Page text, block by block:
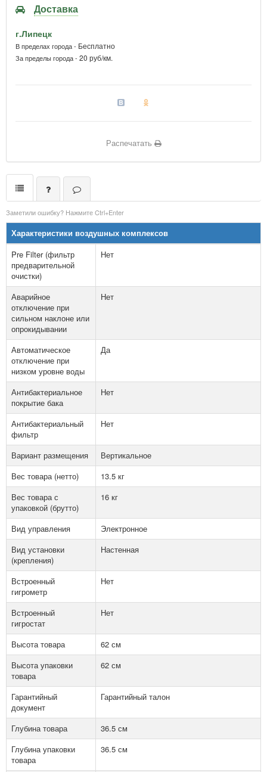
Доставка
г.Липецк
В пределах города - Бесплатно
За пределы города - 20 руб/км.
Распечатать
Заметили ошибку? Нажмите Ctrl+Enter
Характеристики воздушных комплексов
Pre Filter (фильтр
предварительной
очистки)
Нет
Аварийное
отключение при
сильном наклоне или
опрокидывании
Нет
Автоматическое
отключение при
низком уровне воды
Да
Антибактериальное
покрытие бака
Нет
Антибактериальный
фильтр
Нет
Вариант размещения
Вертикальное
Вес товара (нетто)
13.5 кг
Вес товара с
упаковкой (брутто)
16 кг
Вид управления
Электронное
Вид установки
(крепления)
Настенная
Встроенный
гигрометр
Нет
Встроенный
гигростат
Нет
Высота товара
62 см
Высота упаковки
товара
62 см
Гарантийный
документ
Гарантийный талон
Глубина товара
36.5 см
Глубина упаковки
товара
36.5 см